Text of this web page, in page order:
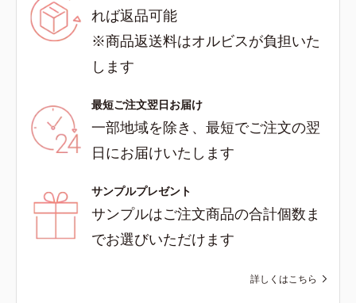
れば返品可能
※商品返送料はオルビスが負担いた
します
最短ご注文翌日お届け
一部地域を除き、最短でご注文の翌
日にお届けいたします
サンプルプレゼント
サンプルはご注文商品の合計個数ま
でお選びいただけます
詳しくはこちら